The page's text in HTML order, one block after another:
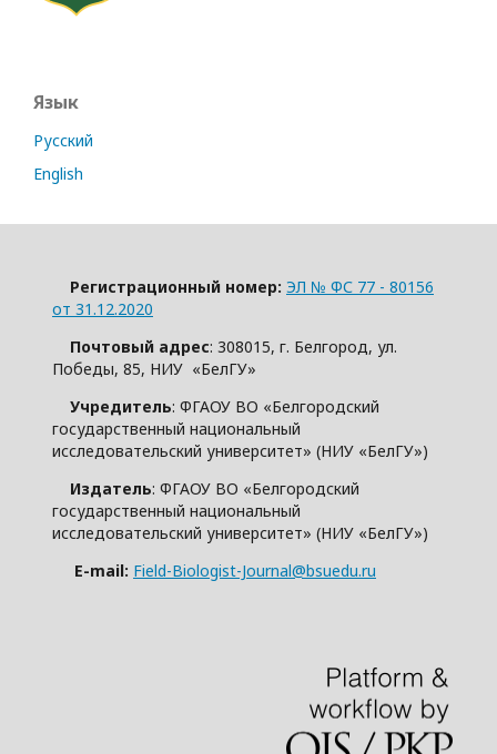
Язык
Русский
English
Регистрационный номер: ЭЛ № ФС 77 - 80156
от 31.12.2020
Почтовый адрес: 308015, г. Белгород, ул.
Победы, 85, НИУ «БелГУ»
Учредитель: ФГАОУ ВО «Белгородский
государственный национальный
исследовательский университет» (НИУ «БелГУ»)
Издатель: ФГАОУ ВО «Белгородский
государственный национальный
исследовательский университет» (НИУ «БелГУ»)
E-mail: Field-Biologist-Journal@bsuedu.ru